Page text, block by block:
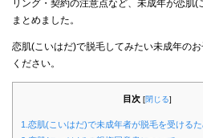
リング・契約の注意点など、未成年が恋肌
まとめました。
恋肌(こいはだ)で脱毛してみたい未成年の
ください。
目次 [閉じる]
1.恋肌(こいはだ)で未成年者が脱毛を受ける